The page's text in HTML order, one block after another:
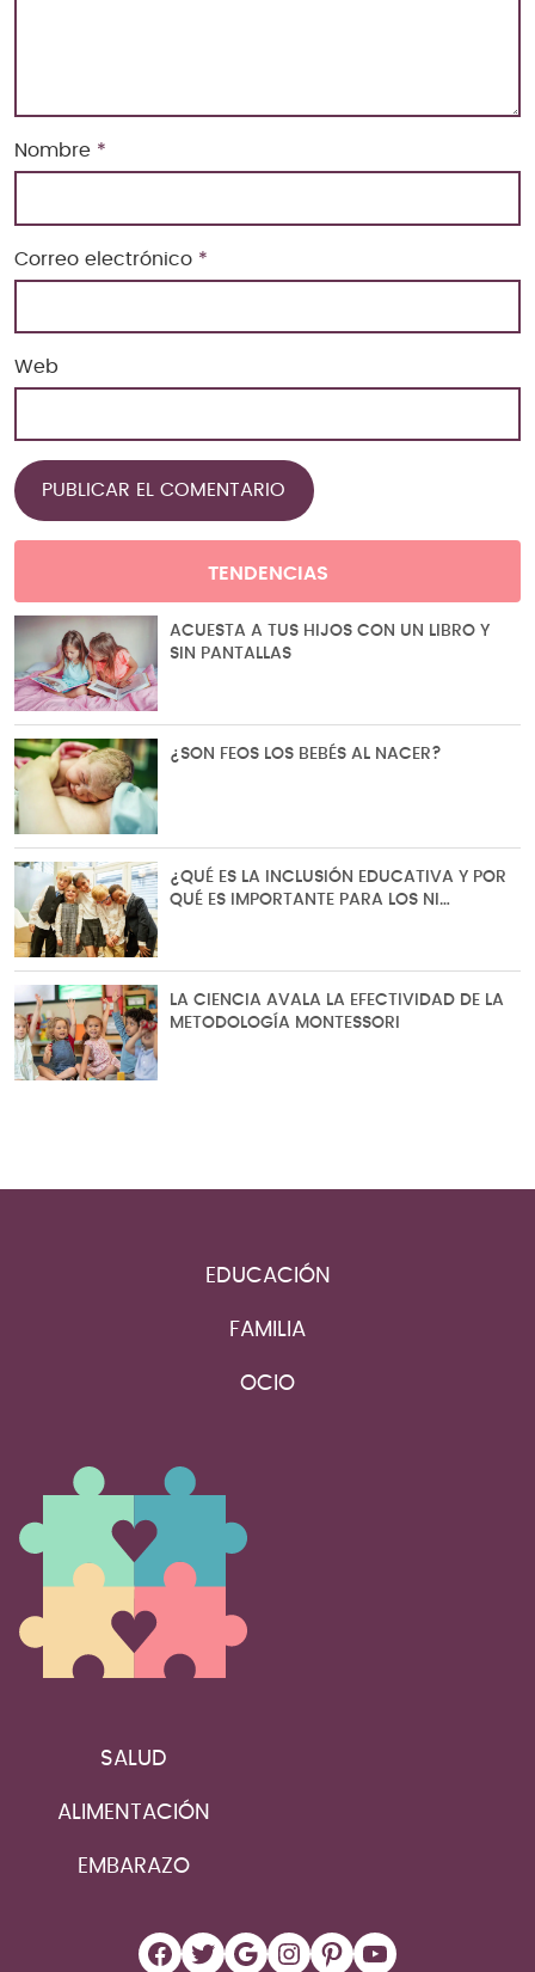
Nombre *
Correo electrónico *
Web
TENDENCIAS
ACUESTA A TUS HIJOS CON UN LIBRO Y
SIN PANTALLAS
¿SON FEOS LOS BEBÉS AL NACER?
¿QUÉ ES LA INCLUSIÓN EDUCATIVA Y POR
QUÉ ES IMPORTANTE PARA LOS NI…
LA CIENCIA AVALA LA EFECTIVIDAD DE LA
METODOLOGÍA MONTESSORI
EDUCACIÓN
FAMILIA
OCIO
SALUD
ALIMENTACIÓN
EMBARAZO
Facebook
Twitter
Google
Instagram
Pinterest
YouTube